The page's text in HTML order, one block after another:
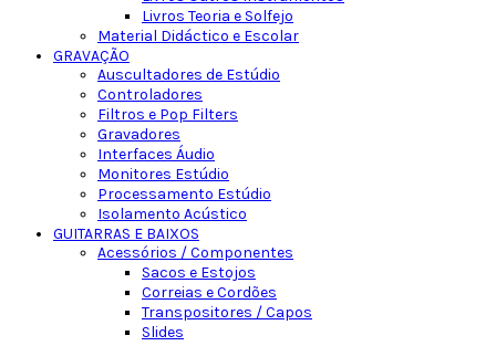
Livros Teoria e Solfejo
Material Didáctico e Escolar
GRAVAÇÃO
Auscultadores de Estúdio
Controladores
Filtros e Pop Filters
Gravadores
Interfaces Áudio
Monitores Estúdio
Processamento Estúdio
Isolamento Acústico
GUITARRAS E BAIXOS
Acessórios / Componentes
Sacos e Estojos
Correias e Cordões
Transpositores / Capos
Slides